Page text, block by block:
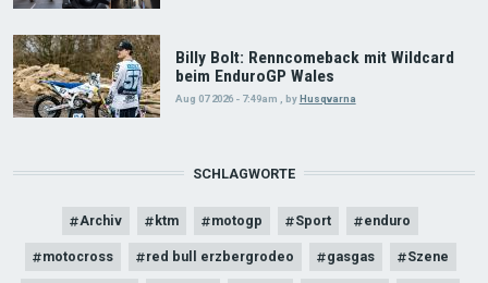
Billy Bolt: Renncomeback mit Wildcard
beim EnduroGP Wales
Aug 07 2026 - 7:49am , by Husqvarna
SCHLAGWORTE
Archiv ktm motogp Sport enduro
motocross red bull erzbergrodeo gasgas Szene